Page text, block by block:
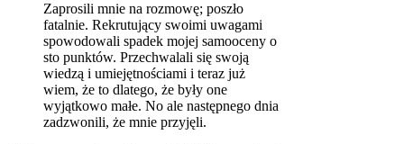
Zaprosili mnie na rozmowę; poszło
fatalnie. Rekrutujący swoimi uwagami
spowodowali spadek mojej samooceny o
sto punktów. Przechwalali się swoją
wiedzą i umiejętnościami i teraz już
wiem, że to dlatego, że były one
wyjątkowo małe. No ale następnego dnia
zadzwonili, że mnie przyjęli.